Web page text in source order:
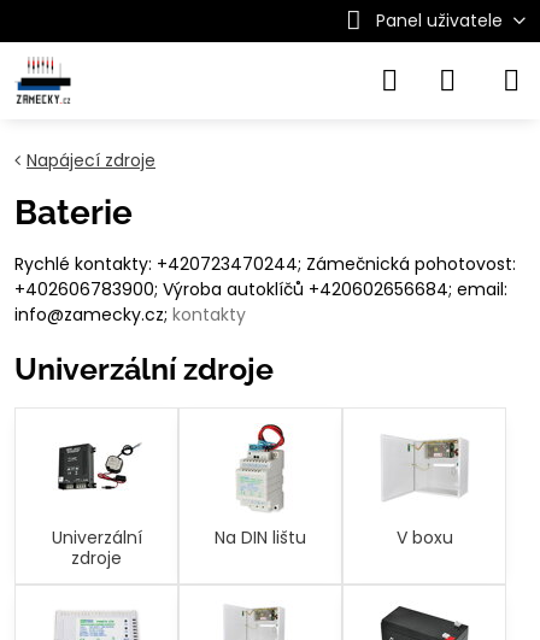
Panel uživatele
Napájecí zdroje
Baterie
Rychlé kontakty: +420723470244; Zámečnická pohotovost:
+402606783900; Výroba autoklíčů +420602656684; email:
info@zamecky.cz; kontakty
Univerzální zdroje
Univerzální
zdroje
Na DIN lištu V boxu